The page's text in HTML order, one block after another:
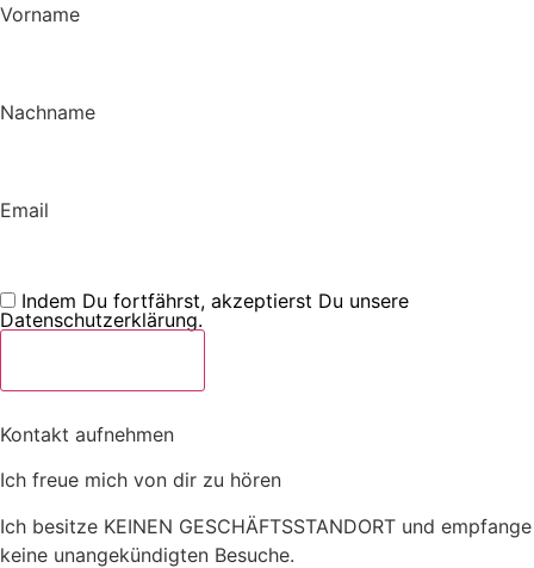
Vorname
Nachname
Email
Indem Du fortfährst, akzeptierst Du unsere
Datenschutzerklärung.
Kontakt aufnehmen
Ich freue mich von dir zu hören
Ich besitze KEINEN GESCHÄFTSSTANDORT und empfange
keine unangekündigten Besuche.